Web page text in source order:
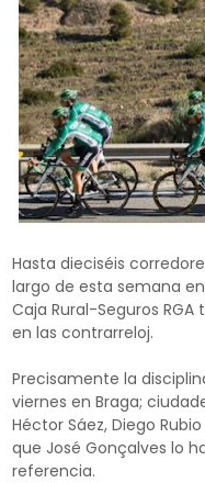
Hasta dieciséis
largo de esta semana
Caja Rural-Seguros
en las contrarreloj.
Precisamente la
viernes en Braga;
Héctor Sáez, Diego
que José Gonçalves lo
referencia.